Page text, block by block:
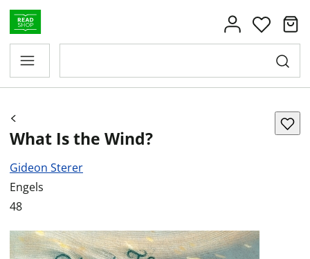
What Is the Wind?
Gideon Sterer
Engels
48